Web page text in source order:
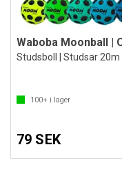
Studsboll | Studsar 20m
100+ i lager
79 SEK